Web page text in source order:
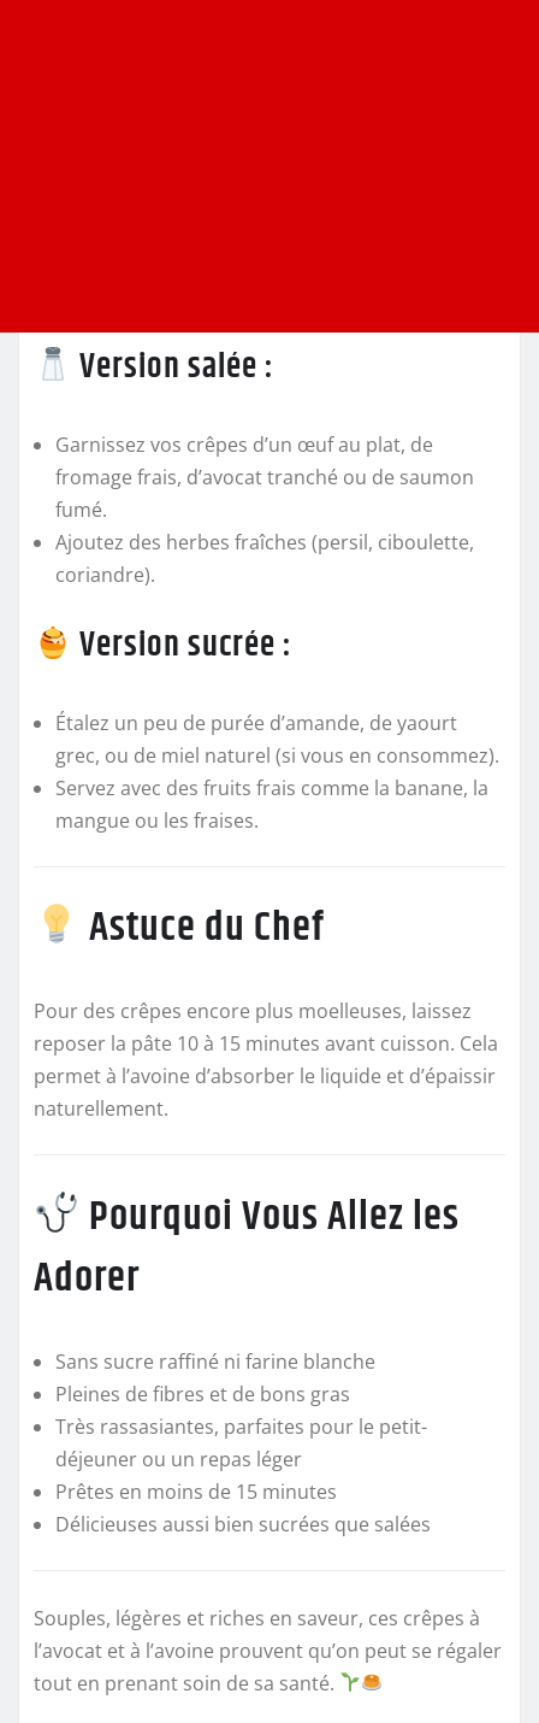
Version salée :
Garnissez vos crêpes d’un œuf au plat, de
fromage frais, d’avocat tranché ou de saumon
fumé.
Ajoutez des herbes fraîches (persil, ciboulette,
coriandre).
Version sucrée :
Étalez un peu de purée d’amande, de yaourt
grec, ou de miel naturel (si vous en consommez).
Servez avec des fruits frais comme la banane, la
mangue ou les fraises.
Astuce du Chef
Pour des crêpes encore plus moelleuses, laissez
reposer la pâte 10 à 15 minutes avant cuisson. Cela
permet à l’avoine d’absorber le liquide et d’épaissir
naturellement.
Pourquoi Vous Allez les
Adorer
Sans sucre raffiné ni farine blanche
Pleines de fibres et de bons gras
Très rassasiantes, parfaites pour le petit-
déjeuner ou un repas léger
Prêtes en moins de 15 minutes
Délicieuses aussi bien sucrées que salées
Souples, légères et riches en saveur, ces crêpes à
l’avocat et à l’avoine prouvent qu’on peut se régaler
tout en prenant soin de sa santé.